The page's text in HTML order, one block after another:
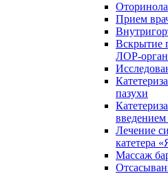
Прием
Вскрытие
ЛОР-
пазухи
Лечение
катетера
Массаж